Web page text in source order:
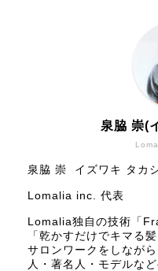
泉脇 崇(
泉脇 崇 イズワキ タカ
Lomalia inc. 代表
Lomalia独自の技術「
「乾かすだけでキマる
サロンワークをしなが
人・著名人・モデルな